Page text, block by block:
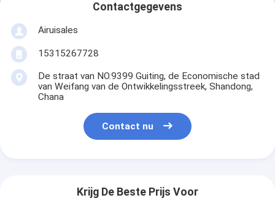
Contactgegevens
Airuisales
15315267728
De straat van NO.9399 Guiting, de Economische stad
van Weifang van de Ontwikkelingsstreek, Shandong,
Chana
Contact nu
Krijg De Beste Prijs Voor